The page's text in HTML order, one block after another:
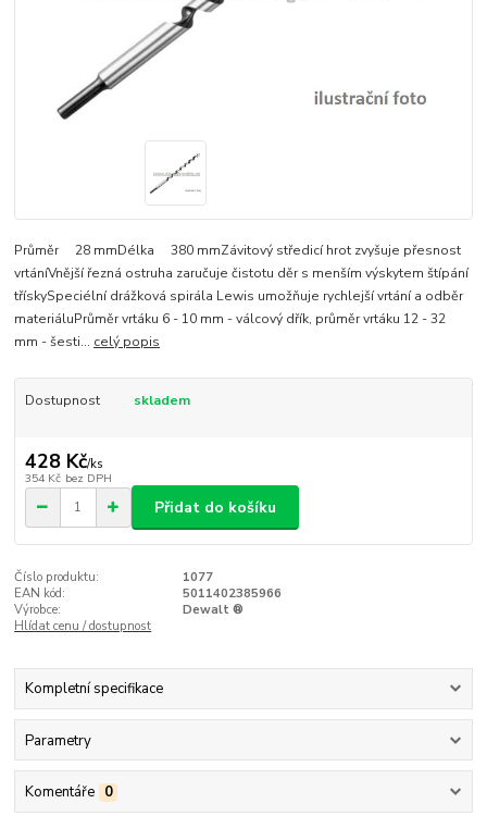
Průměr 28 mmDélka 380 mmZávitový středicí hrot zvyšuje přesnost
vrtáníVnější řezná ostruha zaručuje čistotu děr s menším výskytem štípání
třískySpeciélní drážková spirála Lewis umožňuje rychlejší vrtání a odběr
materiáluPrůměr vrtáku 6 - 10 mm - válcový dřík, průměr vrtáku 12 - 32
mm - šesti... celý popis
Dostupnost skladem
428 Kč/ks
354 Kč bez DPH
Přidat do košíku
Číslo produktu:
1077
EAN kód:
5011402385966
Výrobce:
Dewalt ®
Hlídat cenu / dostupnost
Kompletní specifikace
Parametry
Komentáře 0